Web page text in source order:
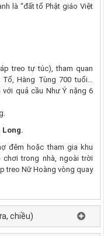
là “đất tổ Phật giáo Việt
treo tự túc), tham quan
Hàng Tùng 700 tuổi…
quả cầu Như Ý nặng 6
Long.
đêm hoặc tham gia khu
chơi trong nhà, ngoài trời
treo Nữ Hoàng vòng quay
chiều)